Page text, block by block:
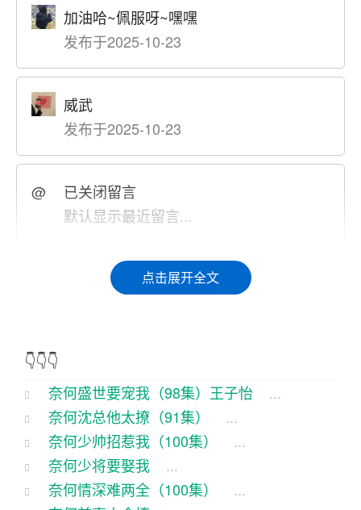
加油哈~佩服呀~嘿嘿
发布于2025-10-23
威武
发布于2025-10-23
@
已关闭留言
默认显示最近留言...
这王子怡啊，简直就是咱们奈何盛世里的活宝，那
可是个让人捧腹大笑的角色。说起这丫头，那可真
这回咱们就来说说这王子怡在奈何盛世里的那些搞
笑事儿。那可是从第一季一直闹到了第九十八集，
简直让人笑得肚子疼。
要说这王子怡，那可真是天生丽质，长得那叫一个
俊。可就是这性格，那可真是让人哭笑不得。她那
点击展开全文
👇👇👇
奈何盛世要宠我（98集）王子怡
...
奈何沈总他太撩（91集）
...
奈何少帅招惹我（100集）
...
奈何少将要娶我
...
奈何情深难两全（100集）
...